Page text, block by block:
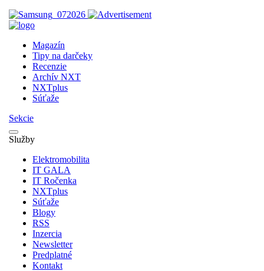
Magazín
Tipy na darčeky
Recenzie
Archív NXT
NXTplus
Súťaže
Sekcie
Služby
Elektromobilita
IT GALA
IT Ročenka
NXTplus
Súťaže
Blogy
RSS
Inzercia
Newsletter
Predplatné
Kontakt